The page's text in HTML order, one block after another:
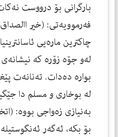
بارگرانی بۆ درووست
فەرموویەتی: (خير االصداق
چاكترین مارەیی
لەو جۆە زۆرە كە نیشانەی
بوارە دەدات. تەنانەت
لە بوخاری و مسلم دا
بەنیازی زەواجی بووە:
بۆ بكە، ئەگەر